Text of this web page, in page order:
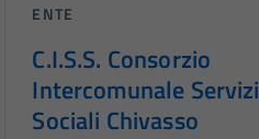
ENTE
C.I.S.S. Consorzio
Intercomunale Servizi
Sociali Chivasso